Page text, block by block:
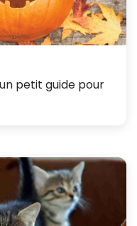
petit guide pour